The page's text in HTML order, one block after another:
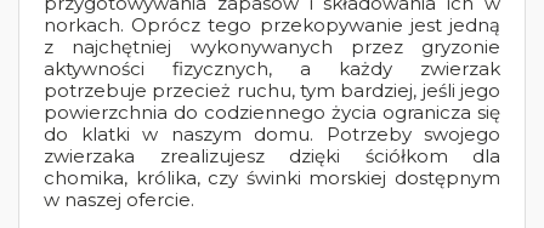
norkach. Oprócz tego przekopywanie jest jedną
z najchętniej wykonywanych przez gryzonie
aktywności fizycznych, a każdy zwierzak
potrzebuje przecież ruchu, tym bardziej, jeśli jego
powierzchnia do codziennego życia ogranicza się
do klatki w naszym domu. Potrzeby swojego
zwierzaka zrealizujesz dzięki ściółkom dla
chomika, królika, czy świnki morskiej dostępnym
w naszej ofercie.